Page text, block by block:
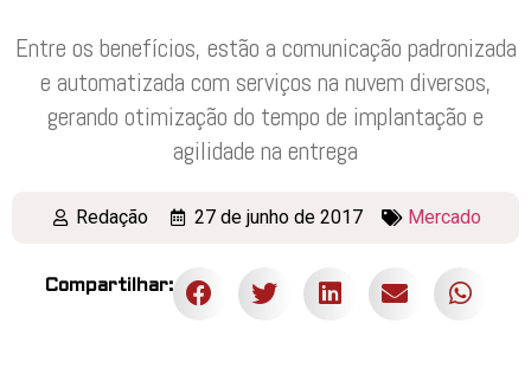
Entre os benefícios, estão a comunicação padronizada
e automatizada com serviços na nuvem diversos,
gerando otimização do tempo de implantação e
agilidade na entrega
Redação 27 de junho de 2017 Mercado
Compartilhar: